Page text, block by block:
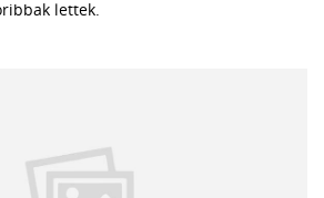
lettek.